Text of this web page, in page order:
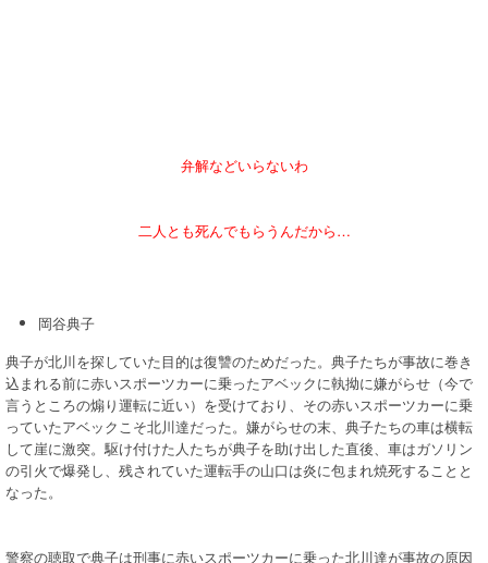
弁解などいらないわ
二人とも死んでもらうんだから…
岡谷典子
典子が北川を探していた目的は復讐のためだった。典子たちが事故に巻き
込まれる前に赤いスポーツカーに乗ったアベックに執拗に嫌がらせ（今で
言うところの煽り運転に近い）を受けており、その赤いスポーツカーに乗
っていたアベックこそ北川達だった。嫌がらせの末、典子たちの車は横転
して崖に激突。駆け付けた人たちが典子を助け出した直後、車はガソリン
の引火で爆発し、残されていた運転手の山口は炎に包まれ焼死することと
なった。
警察の聴取で典子は刑事に赤いスポーツカーに乗った北川達が事故の原因